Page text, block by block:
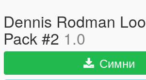
Dennis Rodman
Pack #2 1.0
Симни